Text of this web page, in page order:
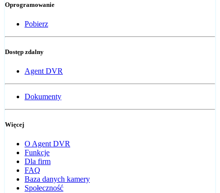
Oprogramowanie
Pobierz
Dostęp zdalny
Agent DVR
Dokumenty
Więcej
O Agent DVR
Funkcje
Dla firm
FAQ
Baza danych kamery
Społeczność